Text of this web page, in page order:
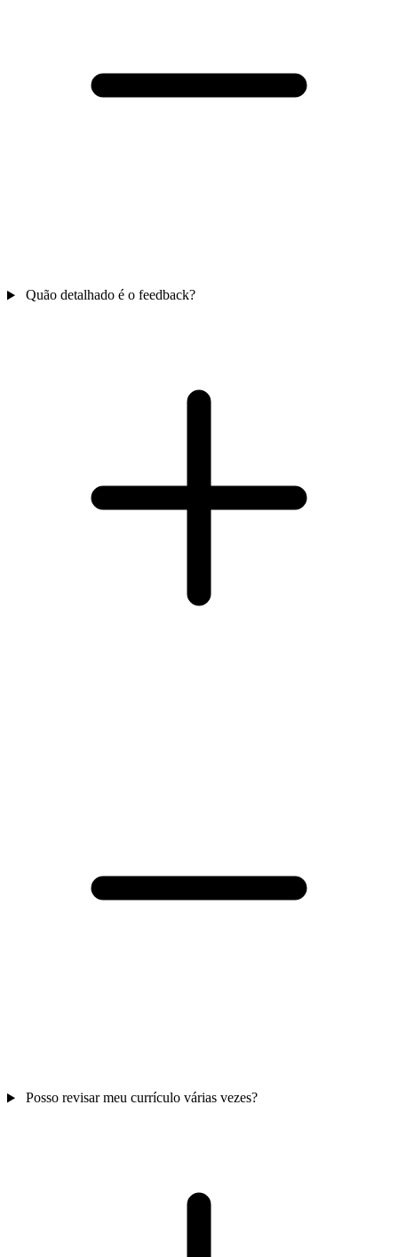
Quão detalhado é o feedback?
Posso revisar meu currículo várias vezes?